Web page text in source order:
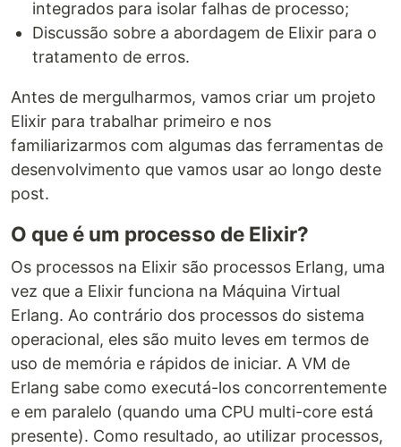
integrados para isolar falhas de processo;
Discussão sobre a abordagem de Elixir para o
tratamento de erros.
Antes de mergulharmos, vamos criar um projeto
Elixir para trabalhar primeiro e nos
familiarizarmos com algumas das ferramentas de
desenvolvimento que vamos usar ao longo deste
post.
O que é um processo de Elixir?
Os processos na Elixir são processos Erlang, uma
vez que a Elixir funciona na Máquina Virtual
Erlang. Ao contrário dos processos do sistema
operacional, eles são muito leves em termos de
uso de memória e rápidos de iniciar. A VM de
Erlang sabe como executá-los concorrentemente
e em paralelo (quando uma CPU multi-core está
presente). Como resultado, ao utilizar processos,